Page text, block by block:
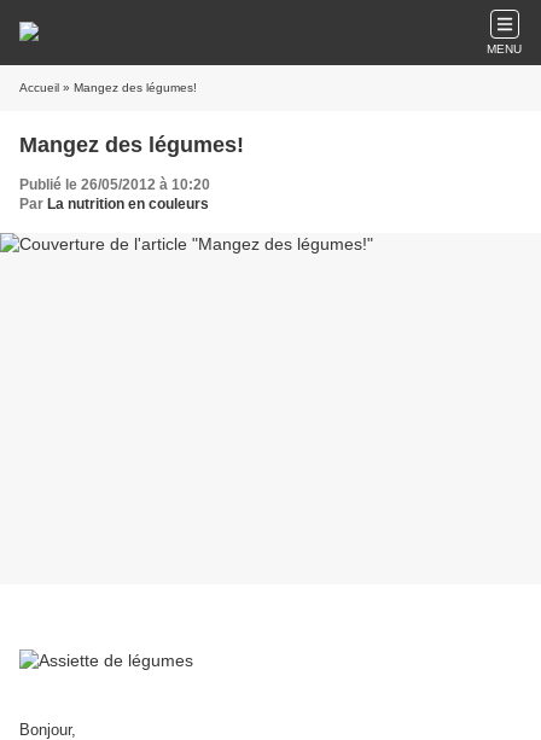
MENU
Accueil » Mangez des légumes!
Mangez des légumes!
Publié le 26/05/2012 à 10:20
Par La nutrition en couleurs
Bonjour,